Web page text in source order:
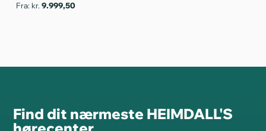
Fra: kr.9.999,50
Find dit nærmeste HEIMDALL'S